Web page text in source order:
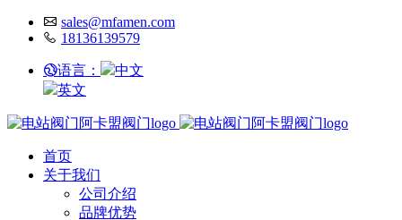
sales@mfamen.com
18136139579
语言：
中文
英文
首页
关于我们
公司介绍
品牌优势